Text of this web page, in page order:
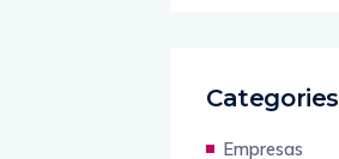
Categories
Empresas